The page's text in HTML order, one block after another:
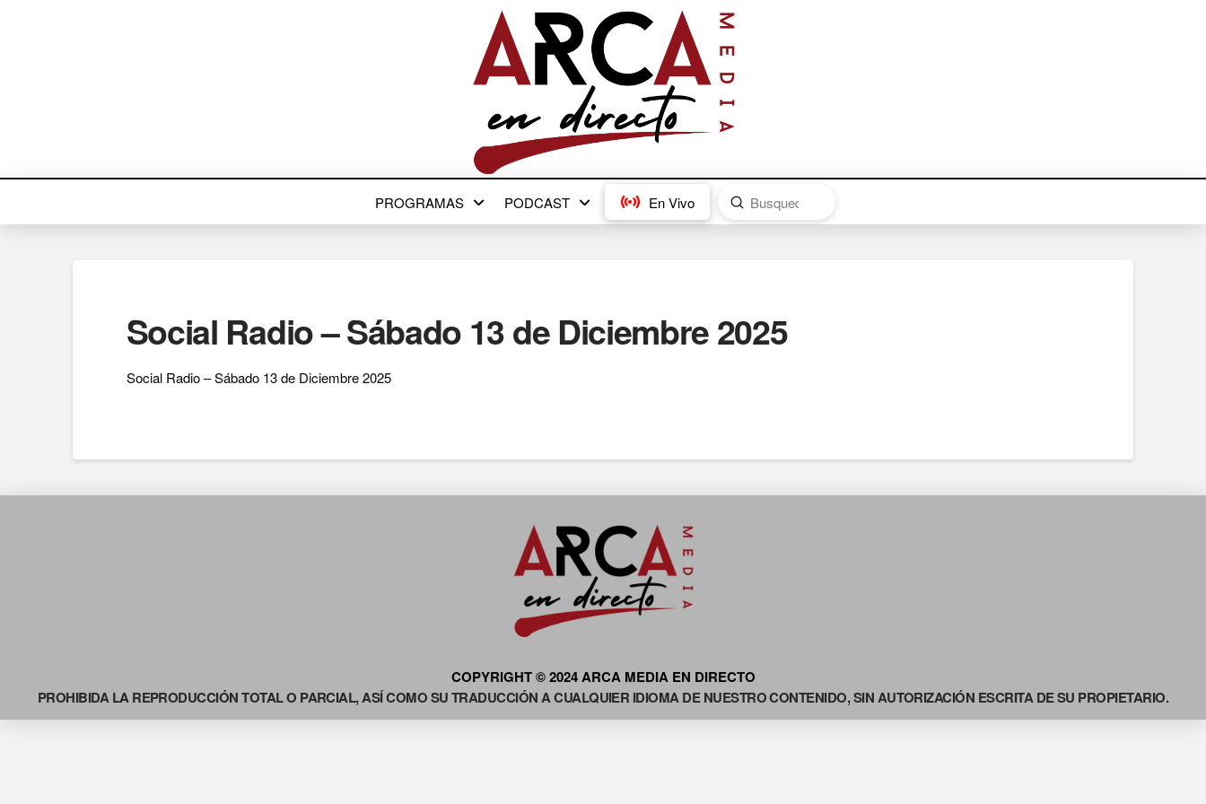
PROGRAMAS PODCAST En Vivo
Search
Submit
Social Radio – Sábado 13 de Diciembre 2025
Social Radio – Sábado 13 de Diciembre 2025
COPYRIGHT © 2024 ARCA MEDIA EN DIRECTO
PROHIBIDA LA REPRODUCCIÓN TOTAL O PARCIAL, ASÍ COMO SU TRADUCCIÓN A CUALQUIER IDIOMA DE NUESTRO CONTENIDO, SIN AUTORIZACIÓN ESCRITA DE SU PROPIETARIO.